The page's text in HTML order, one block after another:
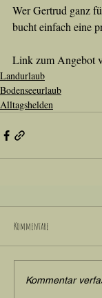
Wer Gertrud ganz
bucht einfach eine
Link zum Angebot
Landurlaub
Bodenseeurlaub
Alltagshelden
Kommentare
Kommentar